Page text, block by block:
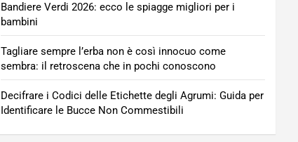
Bandiere Verdi 2026: ecco le spiagge migliori per i
bambini
Tagliare sempre l’erba non è così innocuo come
sembra: il retroscena che in pochi conoscono
Decifrare i Codici delle Etichette degli Agrumi: Guida per
Identificare le Bucce Non Commestibili